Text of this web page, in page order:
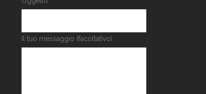
Il tuo messaggio (facoltativo)